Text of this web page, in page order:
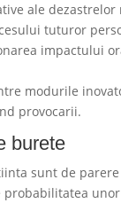
ale dezastrelor
tuturor
impactului
modurile
provocarii.
burete
sunt de
probabilitatea